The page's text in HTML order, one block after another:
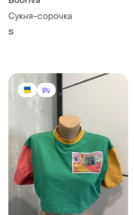
Сукня-сорочка
S